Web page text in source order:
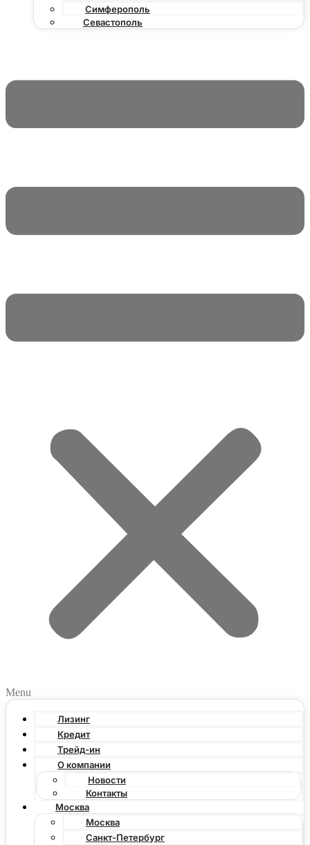
Симферополь
Севастополь
Menu
Лизинг
Кредит
Трейд-ин
О компании
Новости
Контакты
Москва
Москва
Санкт-Петербург